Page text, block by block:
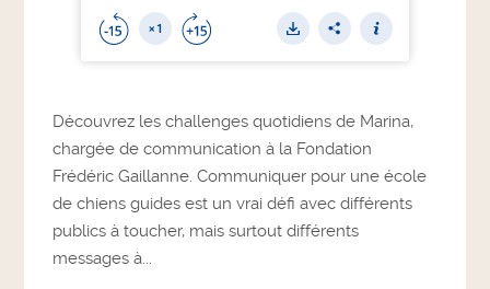
Découvrez les challenges quotidiens de Marina,
chargée de communication à la Fondation
Frédéric Gaillanne. Communiquer pour une école
de chiens guides est un vrai défi avec différents
publics à toucher, mais surtout différents
messages à...